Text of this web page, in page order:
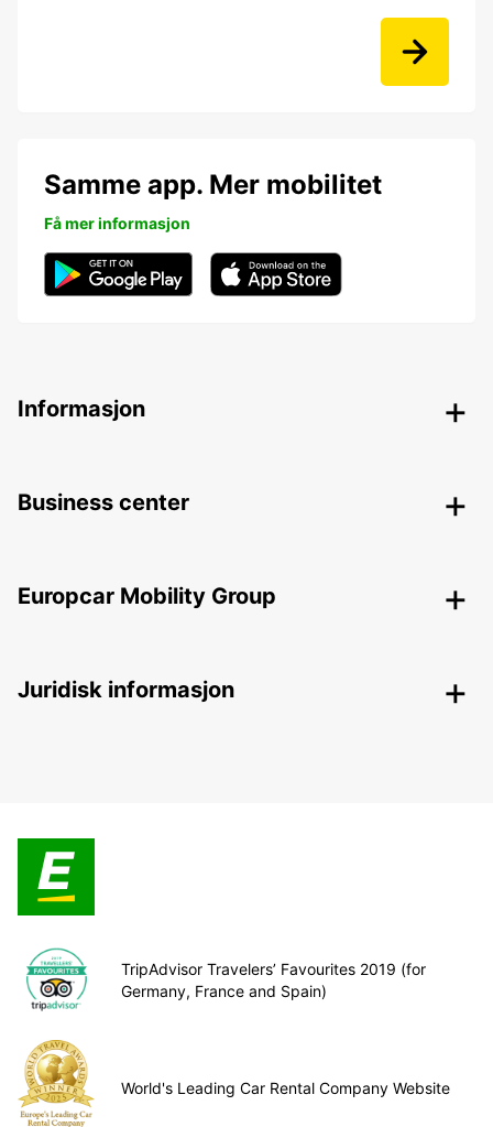
Samme app. Mer mobilitet
Få mer informasjon
Informasjon
Business center
Europcar Mobility Group
Juridisk informasjon
TripAdvisor Travelers’ Favourites 2019 (for
Germany, France and Spain)
World's Leading Car Rental Company Website